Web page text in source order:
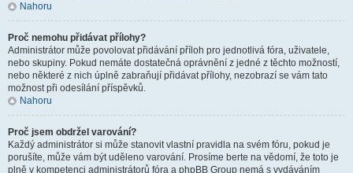
Nahoru
Proč nemohu přidávat přílohy?
Administrátor může povolovat přidávání příloh pro jednotlivá fóra, uživatele,
nebo skupiny. Pokud nemáte dostatečná oprávnění z jedné z těchto možností,
nebo některé z nich úplně zabraňují přidávat přílohy, nezobrazí se vám tato
možnost při odesílání příspěvků.
Nahoru
Proč jsem obdržel varování?
Každý administrátor si může stanovit vlastní pravidla na svém fóru, pokud je
porušíte, může vám být uděleno varování. Prosíme berte na vědomí, že toto je
plně v kompetenci administrátorů fóra a phpBB Group nemá s vydáváním